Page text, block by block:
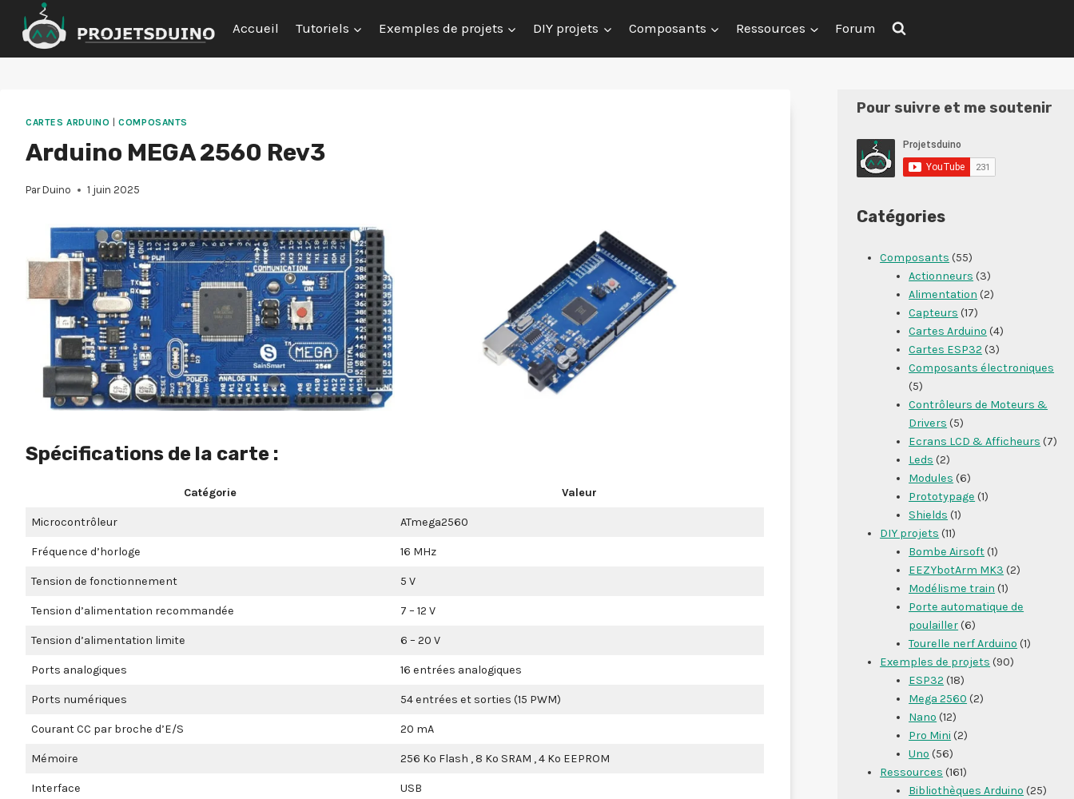
contenu
Accueil Tutoriels Exemples de projets DIY projets Composants Ressources Forum
CARTES ARDUINO |COMPOSANTS
Arduino MEGA 2560 Rev3
Par Duino 1 juin 2025
Spécifications de la carte :
Catégorie Valeur
Microcontrôleur ATmega2560
Fréquence d’horloge 16 MHz
Tension de fonctionnement 5 V
Tension d’alimentation recommandée 7 – 12 V
Tension d’alimentation limite 6 – 20 V
Ports analogiques 16 entrées analogiques
Ports numériques 54 entrées et sorties (15 PWM)
Courant CC par broche d’E/S 20 mA
Mémoire 256 Ko Flash , 8 Ko SRAM , 4 Ko EEPROM
Interface USB
Pour suivre et me soutenir
Catégories
Composants (55)
Actionneurs (3)
Alimentation (2)
Capteurs (17)
Cartes Arduino (4)
Cartes ESP32 (3)
Composants électroniques
(5)
Contrôleurs de Moteurs &
Drivers (5)
Ecrans LCD & Afficheurs (7)
Leds (2)
Modules (6)
Prototypage (1)
Shields (1)
DIY projets (11)
Bombe Airsoft(1)
EEZYbotArm MK3 (2)
Modélisme train (1)
Porte automatique de
poulailler(6)
Tourelle nerf Arduino (1)
Exemples de projets (90)
ESP32 (18)
Mega 2560 (2)
Nano (12)
Pro Mini (2)
Uno (56)
Ressources (161)
Bibliothèques Arduino (25)